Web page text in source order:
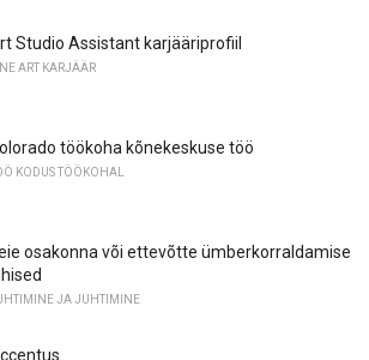
Studio Assistant karjääriprofiil
ART KARJÄÄR
töökoha kõnekeskuse töö
KODUS TÖÖKOHAL
osakonna või ettevõtte ümberkorraldamise
JA JUHTIMINE